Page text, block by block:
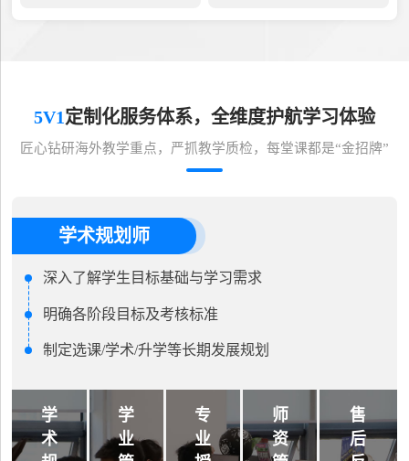
5V1定制化服务体系，全维度护航学习体验
匠心钻研海外教学重点，严抓教学质检，每堂课都是“金招牌”
学术规划师
深入了解学生目标基础与学习需求
明确各阶段目标及考核标准
制定选课/学术/升学等长期发展规划
学
术
学
业
专
业
师
资
售
后